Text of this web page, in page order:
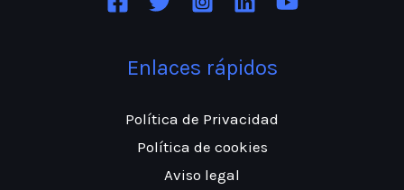
Enlaces rápidos
Política de Privacidad
Política de cookies
Aviso legal